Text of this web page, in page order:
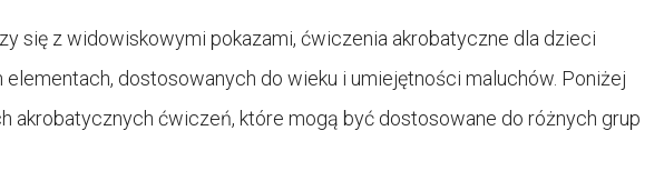
się z widowiskowymi pokazami, ćwiczenia akrobatyczne dla dzieci
dostosowanych do wieku i umiejętności maluchów. Poniżej
akrobatycznych ćwiczeń, które mogą być dostosowane do różnych grup